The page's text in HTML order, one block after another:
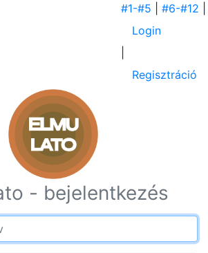
#1-#5 #6-#12
Login
Regisztráció
- bejelentkezés